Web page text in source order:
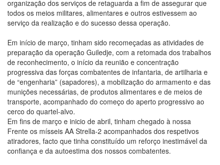
organização dos serviços de retaguarda a fim de assegurar que
todos os meios militares, alimentares e outros estivessem ao
serviço da realização e do sucesso dessa operação.
Em início de março, tinham sido recomeçadas as atividades de
preparação da operação Guiledje, com a retomada dos trabalhos
de reconhecimento, o início da reunião e concentração
progressiva das forças combatentes de infantaria, de artilharia e
de “engenharia” (sapadores), a mobilização do armamento e das
munições necessárias, de produtos alimentares e de meios de
transporte, acompanhado do começo do aperto progressivo ao
cerco do quartel-alvo.
Em fins de março e inicio de abril, tinham chegado à nossa
Frente os mísseis AA Strella-2 acompanhados dos respetivos
atiradores, facto que tinha constituído um reforço inestimável da
confiança e da autoestima dos nossos combatentes.